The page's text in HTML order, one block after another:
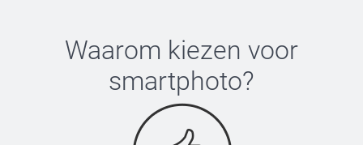
Waarom kiezen voor
smartphoto?